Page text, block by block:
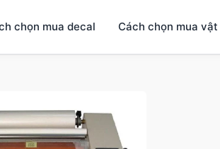
chọn mua decal Cách chọn mua